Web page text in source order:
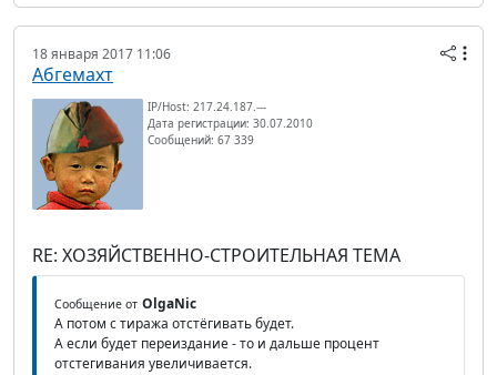
18 января 2017 11:06
Абгемахт
IP/Host: 217.24.187.---
Дата регистрации: 30.07.2010
Сообщений: 67 339
RE: ХОЗЯЙСТВЕННО-СТРОИТЕЛЬНАЯ ТЕМА
Сообщение от OlgaNic
А потом с тиража отстёгивать будет.
А если будет переиздание - то и дальше процент
отстегивания увеличивается.